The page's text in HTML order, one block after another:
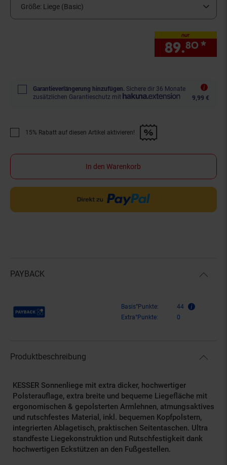
Größe: Liege (Basic)
nur
89.80 *
Garantieverlängerung hinzufügen. Sichere dir 36 Monate
zusätzlichen Garantieschutz mit
9,99 €
Promotion "15% Rabatt auf diesen Artikel aktivieren!" anwenden
15% Rabatt auf diesen Artikel aktivieren!
In den Warenkorb
PAYBACK
Payback Punkte Basis°Punkte:
44
Extra°Punkte:
0
Produktbeschreibung
KESSER Sonnenliege mit extra dicker, hochwertiger
Polsterauflage, extra breite und bequeme Liegefläche mit
ergonomischen & gepolsterten Armlehnen, atmungsaktives
und rutschfestes Material, inkl. bequemen Kopfpolstern,
integrierten Ablagetisch, praktischen Seitentaschen. Ultra
standfeste Liegekonstruktion und Rutschfestigkeit dank
hochwertigen Eckstützen an den Fußgestellen.